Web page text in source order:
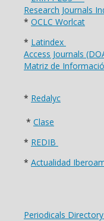
Research Journals
* OCLC Worlcat
* Latindex
Access Journals
Matriz de
* Redalyc
* Clase
* REDIB
*
* Actualidad
Periodicals Directory